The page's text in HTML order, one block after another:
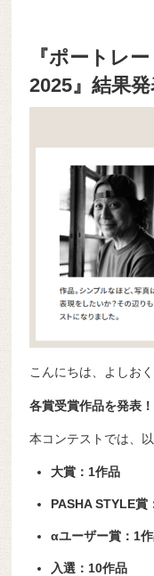
『ポートレ
2025』結果
こんにちは、よしおく
各賞受賞作品を発表！
本コンテストでは、
大賞：1作品
PASHA STYLE賞
αユーザー賞：1
入選：10作品